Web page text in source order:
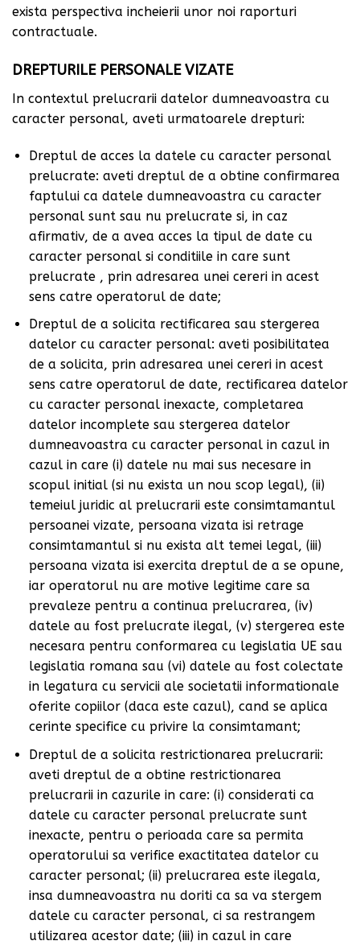
exista perspectiva incheierii unor noi raporturi
contractuale.
DREPTURILE PERSONALE VIZATE
In contextul prelucrarii datelor dumneavoastra cu
caracter personal, aveti urmatoarele drepturi:
Dreptul de acces la datele cu caracter personal
prelucrate: aveti dreptul de a obtine confirmarea
faptului ca datele dumneavoastra cu caracter
personal sunt sau nu prelucrate si, in caz
afirmativ, de a avea acces la tipul de date cu
caracter personal si conditiile in care sunt
prelucrate , prin adresarea unei cereri in acest
sens catre operatorul de date;
Dreptul de a solicita rectificarea sau stergerea
datelor cu caracter personal: aveti posibilitatea
de a solicita, prin adresarea unei cereri in acest
sens catre operatorul de date, rectificarea datelor
cu caracter personal inexacte, completarea
datelor incomplete sau stergerea datelor
dumneavoastra cu caracter personal in cazul in
cazul in care (i) datele nu mai sus necesare in
scopul initial (si nu exista un nou scop legal), (ii)
temeiul juridic al prelucrarii este consimtamantul
persoanei vizate, persoana vizata isi retrage
consimtamantul si nu exista alt temei legal, (iii)
persoana vizata isi exercita dreptul de a se opune,
iar operatorul nu are motive legitime care sa
prevaleze pentru a continua prelucrarea, (iv)
datele au fost prelucrate ilegal, (v) stergerea este
necesara pentru conformarea cu legislatia UE sau
legislatia romana sau (vi) datele au fost colectate
in legatura cu servicii ale societatii informationale
oferite copiilor (daca este cazul), cand se aplica
cerinte specifice cu privire la consimtamant;
Dreptul de a solicita restrictionarea prelucrarii:
aveti dreptul de a obtine restrictionarea
prelucrarii in cazurile in care: (i) considerati ca
datele cu caracter personal prelucrate sunt
inexacte, pentru o perioada care sa permita
operatorului sa verifice exactitatea datelor cu
caracter personal; (ii) prelucrarea este ilegala,
insa dumneavoastra nu doriti ca sa va stergem
datele cu caracter personal, ci sa restrangem
utilizarea acestor date; (iii) in cazul in care